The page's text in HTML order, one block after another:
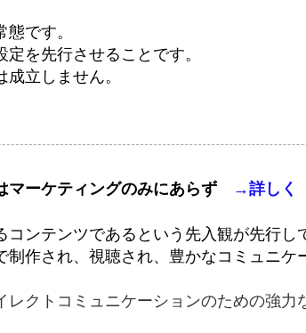
です。
を先行させることです。
立しません。
マーケティングのみにあらず →詳しく
ンテンツであるという先入観が先行し
作され、視聴され、豊かなコミュニケ
クトコミュニケーションのための強力